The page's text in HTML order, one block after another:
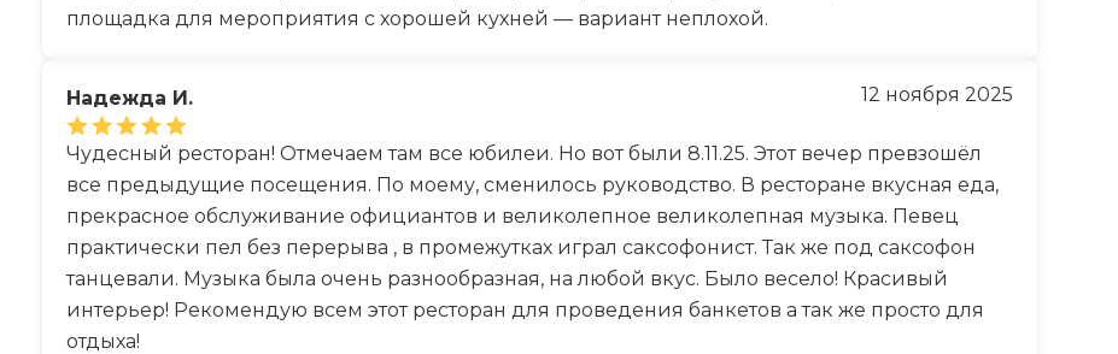
площадка для мероприятия с хорошей кухней — вариант неплохой.
Надежда И. 12 ноября 2025
Чудесный ресторан! Отмечаем там все юбилеи. Но вот были 8.11.25. Этот вечер превзошёл
все предыдущие посещения. По моему, сменилось руководство. В ресторане вкусная еда,
прекрасное обслуживание официантов и великолепное великолепная музыка. Певец
практически пел без перерыва , в промежутках играл саксофонист. Так же под саксофон
танцевали. Музыка была очень разнообразная, на любой вкус. Было весело! Красивый
интерьер! Рекомендую всем этот ресторан для проведения банкетов а так же просто для
отдыха!